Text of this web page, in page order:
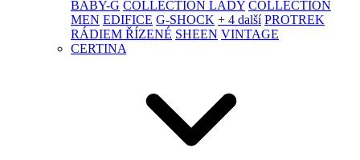
BABY-G COLLECTION LADY COLLECTION
MEN EDIFICE G-SHOCK + 4 další PROTREK
RÁDIEM ŘÍZENÉ SHEEN VINTAGE
CERTINA